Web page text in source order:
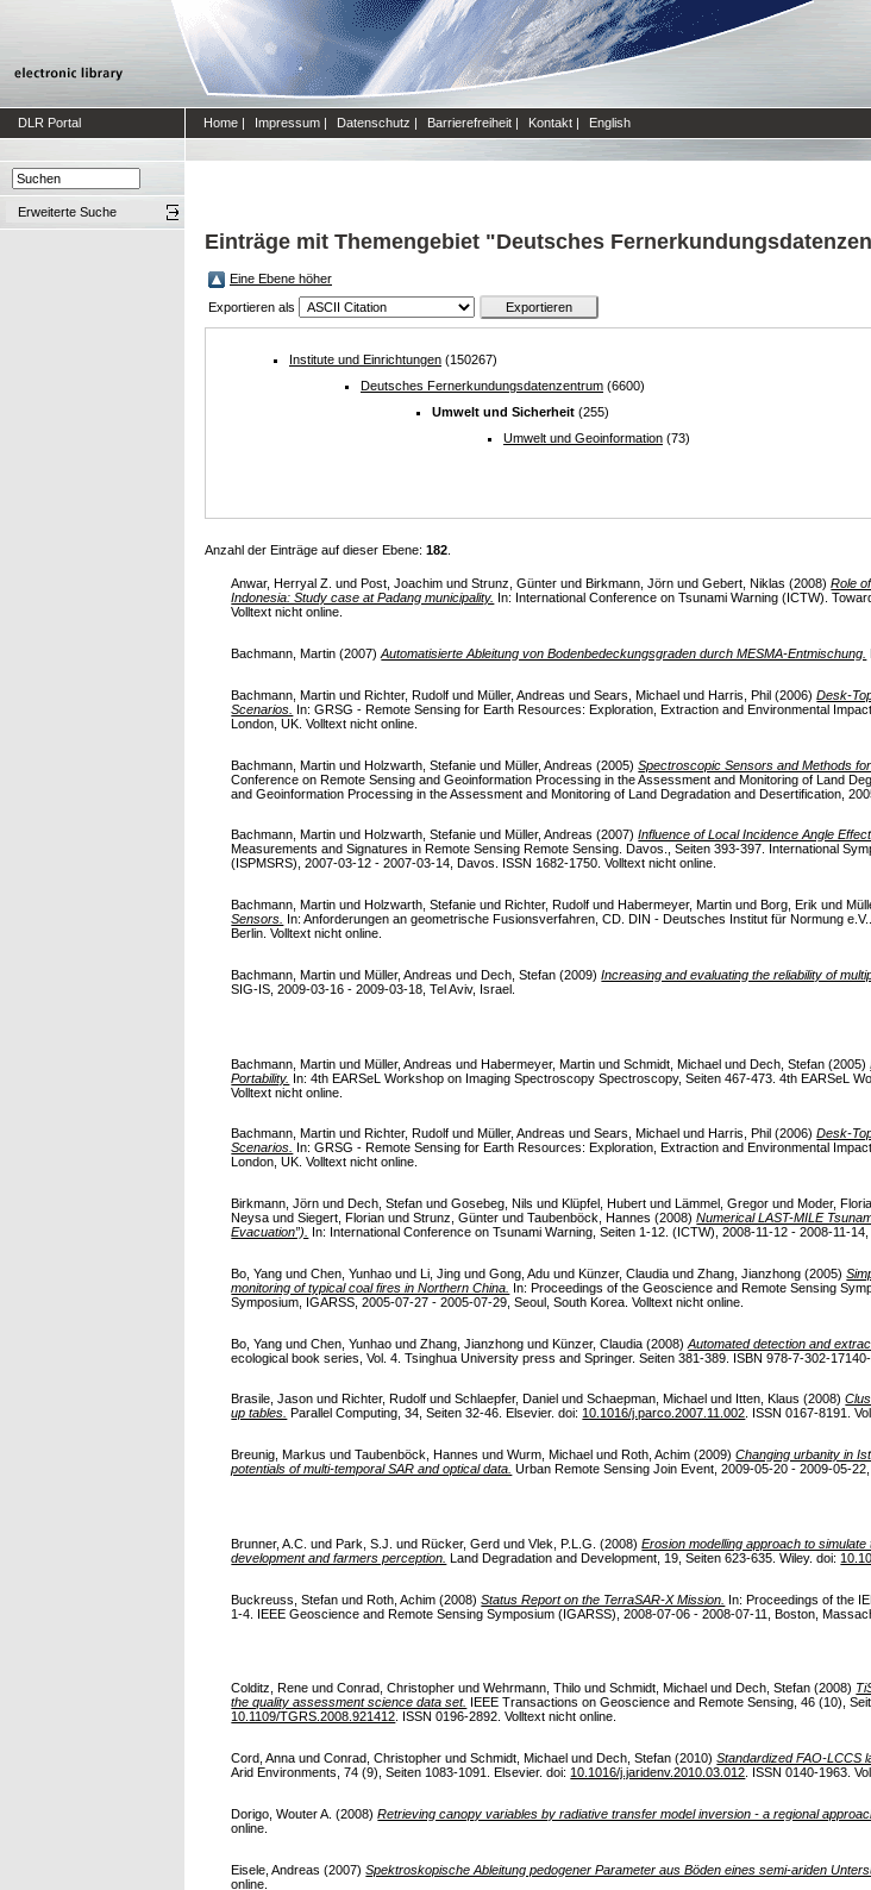
DLR Portal Home | Impressum | Datenschutz | Barrierefreiheit | Kontakt | English
Erweiterte Suche
Einträge mit Themengebiet "Deutsches
Eine Ebene höher
Exportieren als
Institute und Einrichtungen (150267)
Deutsches Fernerkundungsdatenzentrum (6600)
Umwelt und Sicherheit (255)
Umwelt und Geoinformation (73)
Anzahl der Einträge auf dieser Ebene: 182
Anwar, Herryal Z. und Post, Joachim undStrunz, Günter und Birkmann, Jörn undGebert, Niklas (2008)Role
Indonesia: Study case at Padang municipality.
In: International Conference on Tsunami Warning (ICTW).
Volltext nicht online.
Bachmann, Martin (2007)Automatisierte Ableitung von Bodenbedeckungsgraden durch MESMA-Entmischung.
Bachmann, Martin undRichter, Rudolf undMüller, Andreas undSears, Michael undHarris, Phil (2006)Desk-
Scenarios. In: GRSG - Remote Sensing for Earth Resources: Exploration, Extraction and Environmental
London, UK. Volltext nicht online.
Bachmann, Martin undHolzwarth, Stefanie undMüller, Andreas (2005)Spectroscopic Sensors and Methods
Conference on Remote Sensing and Geoinformation Processing in the Assessment and Monitoring of Land
and Geoinformation Processing in the Assessment and Monitoring of Land Degradation and Desertification,
Bachmann, Martin und Holzwarth, Stefanie und Müller, Andreas (2007)Influence of Local Incidence Angle
Measurements and Signatures in Remote Sensing Remote Sensing. Davos., Seiten 393-397. International
(ISPMSRS), 2007-03-12 - 2007-03-14, Davos. ISSN 1682-1750. Volltext nicht online.
Bachmann, Martin undHolzwarth, Stefanie undRichter, Rudolf undHabermeyer, Martin undBorg, Erik und
Sensors. In: Anforderungen an geometrische Fusionsverfahren, CD. DIN - Deutsches Institut für Normung
Berlin. Volltext nicht online.
Bachmann, Martin undMüller, Andreas undDech, Stefan (2009)Increasing and evaluating the reliability of
SIG-IS, 2009-03-16 - 2009-03-18, Tel Aviv, Israel.
Bachmann, Martin undMüller, Andreas undHabermeyer, Martin undSchmidt, Michael undDech, Stefan (2005)
Portability. In: 4th EARSeL Workshop on Imaging Spectroscopy Spectroscopy, Seiten 467-473. 4th EARSeL
Volltext nicht online.
Bachmann, Martin und Richter, Rudolf und Müller, Andreas undSears, Michael und Harris, Phil (2006)Desk-
Scenarios.
In: GRSG - Remote Sensing for Earth Resources: Exploration, Extraction and Environmental
London, UK. Volltext nicht online.
Birkmann, Jörn undDech, Stefan undGosebeg, Nils undKlüpfel, Hubert undLämmel, Gregor undModer,
Neysa undSiegert, Florian undStrunz, Günter undTaubenböck, Hannes (2008)Numerical LAST-MILE
Evacuation”).
In: International Conference on Tsunami Warning, Seiten 1-12. (ICTW), 2008-11-12 - 2008-11-
Bo, Yang undChen, Yunhao undLi, Jing undGong, Adu undKünzer, Claudia undZhang, Jianzhong (2005)
monitoring of typical coal fires in Northern China. In: Proceedings of the Geoscience and Remote Sensing
Symposium, IGARSS, 2005-07-27 - 2005-07-29, Seoul, South Korea. Volltext nicht online.
Bo, Yang undChen, Yunhao undZhang, Jianzhong undKünzer, Claudia (2008)Automated detection and
ecological book series, Vol. 4. Tsinghua University press and Springer. Seiten 381-389. ISBN 978-7-302-17140-
Brasile, Jason und Richter, Rudolf undSchlaepfer, Daniel undSchaepman, Michael und Itten, Klaus (2008)
up tables.
Parallel Computing, 34, Seiten 32-46. Elsevier. doi: 10.1016/j.parco.2007.11.002 . ISSN 0167-8191.
Breunig, Markus undTaubenböck, Hannes undWurm, Michael undRoth, Achim (2009)Changing urbanity in
potentials of multi-temporal SAR and optical data. Urban Remote Sensing Join Event, 2009-05-20 - 2009-05-22,
Brunner, A.C. undPark, S.J. undRücker, Gerd undVlek, P.L.G. (2008)Erosion modelling approach to
development and farmers perception. Land Degradation and Development, 19, Seiten 623-635. Wiley. doi:
Buckreuss, Stefan undRoth, Achim (2008)Status Report on the TerraSAR-X Mission. In: Proceedings of the
1-4. IEEE Geoscience and Remote Sensing Symposium (IGARSS), 2008-07-06 - 2008-07-11, Boston,
Colditz, Rene undConrad, Christopher undWehrmann, Thilo undSchmidt, Michael und Dech, Stefan (2008)
the quality assessment science data set.
IEEE Transactions on Geoscience and Remote Sensing, 46 (10),
10.1109/TGRS.2008.921412 . ISSN 0196-2892. Volltext nicht online.
Cord, Anna undConrad, Christopher undSchmidt, Michael undDech, Stefan (2010)Standardized FAO-LCCS
Arid Environments, 74 (9), Seiten 1083-1091. Elsevier. doi: 10.1016/j.jaridenv.2010.03.012 . ISSN 0140-1963.
Dorigo, Wouter A. (2008)Retrieving canopy variables by radiative transfer model inversion - a regional
online.
Eisele, Andreas (2007)Spektroskopische Ableitung pedogener Parameter aus Böden eines semi-ariden
online.